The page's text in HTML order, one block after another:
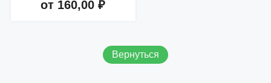
от 160,00 ₽
Вернуться